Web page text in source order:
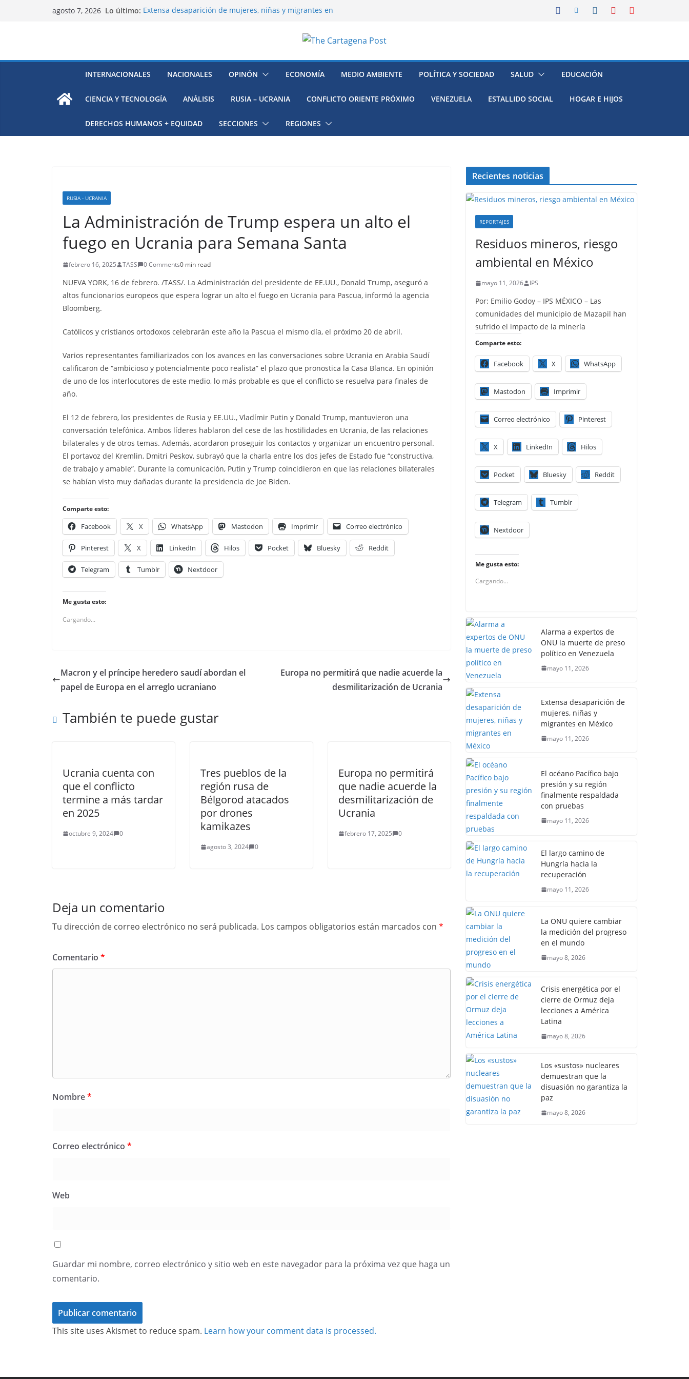
agosto 7, 2026 Lo último: Extensa desaparición de mujeres, niñas y migrantes en
Residuos mineros, riesgo ambiental en México
Alarma a expertos de ONU la muerte de preso político en
INTERNACIONALES NACIONALES OPINÓN ECONOMÍA MEDIO AMBIENTE POLÍTICA Y SOCIEDAD SALUD EDUCACIÓN
CIENCIA Y TECNOLOGÍA ANÁLISIS RUSIA – UCRANIA CONFLICTO ORIENTE PRÓXIMO VENEZUELA ESTALLIDO SOCIAL HOGAR E HIJOS
DERECHOS HUMANOS + EQUIDAD SECCIONES REGIONES
RUSIA - UCRANIA
La Administración de Trump espera un alto el
fuego en Ucrania para Semana Santa
febrero 16, 2025 TASS 0 Comments0 min read
NUEVA YORK, 16 de febrero. /TASS/. La Administración del presidente de EE.UU., Donald Trump, aseguró a
altos funcionarios europeos que espera lograr un alto el fuego en Ucrania para Pascua, informó la agencia
Bloomberg.
Católicos y cristianos ortodoxos celebrarán este año la Pascua el mismo día, el próximo 20 de abril.
Varios representantes familiarizados con los avances en las conversaciones sobre Ucrania en Arabia Saudí
calificaron de “ambicioso y potencialmente poco realista” el plazo que pronostica la Casa Blanca. En opinión
de uno de los interlocutores de este medio, lo más probable es que el conflicto se resuelva para finales de
año.
El 12 de febrero, los presidentes de Rusia y EE.UU., Vladímir Putin y Donald Trump, mantuvieron una
conversación telefónica. Ambos líderes hablaron del cese de las hostilidades en Ucrania, de las relaciones
bilaterales y de otros temas. Además, acordaron proseguir los contactos y organizar un encuentro personal.
El portavoz del Kremlin, Dmitri Peskov, subrayó que la charla entre los dos jefes de Estado fue “constructiva,
de trabajo y amable”. Durante la comunicación, Putin y Trump coincidieron en que las relaciones bilaterales
se habían visto muy dañadas durante la presidencia de Joe Biden.
Comparte esto:
Facebook X WhatsApp Mastodon Imprimir Correo electrónico
Pinterest X LinkedIn Hilos Pocket Bluesky Reddit
Telegram Tumblr Nextdoor
Me gusta esto:
Cargando...
Macron y el príncipe heredero saudí abordan el
papel de Europa en el arreglo ucraniano
Europa no permitirá que nadie acuerde la
desmilitarización de Ucrania
También te puede gustar
Ucrania cuenta con
que el conflicto
termine a más tardar
en 2025
octubre 9, 2024 0
Tres pueblos de la
región rusa de
Bélgorod atacados
por drones
kamikazes
agosto 3, 2024 0
Europa no permitirá
que nadie acuerde la
desmilitarización de
Ucrania
febrero 17, 2025 0
Deja un comentario
Tu dirección de correo electrónico no será publicada. Los campos obligatorios están marcados con *
Comentario *
Nombre*
Correo electrónico *
Web
Guardar mi nombre, correo electrónico y sitio web en este navegador para la próxima vez que haga un
comentario.
This site uses Akismet to reduce spam. Learn how your comment data is processed.
Recientes noticias
REPORTAJES
Residuos mineros, riesgo
ambiental en México
mayo 11, 2026 IPS
Por: Emilio Godoy – IPS MÉXICO – Las
comunidades del municipio de Mazapil han
sufrido el impacto de la minería
Comparte esto:
Facebook X WhatsApp
Mastodon Imprimir
Correo electrónico Pinterest
X LinkedIn Hilos
Pocket Bluesky Reddit
Telegram Tumblr
Nextdoor
Me gusta esto:
Cargando...
Alarma a expertos de
ONU la muerte de preso
político en Venezuela
mayo 11, 2026
Extensa desaparición de
mujeres, niñas y
migrantes en México
mayo 11, 2026
El océano Pacífico bajo
presión y su región
finalmente respaldada
con pruebas
mayo 11, 2026
El largo camino de
Hungría hacia la
recuperación
mayo 11, 2026
La ONU quiere cambiar
la medición del progreso
en el mundo
mayo 8, 2026
Crisis energética por el
cierre de Ormuz deja
lecciones a América
Latina
mayo 8, 2026
Los «sustos» nucleares
demuestran que la
disuasión no garantiza la
paz
mayo 8, 2026